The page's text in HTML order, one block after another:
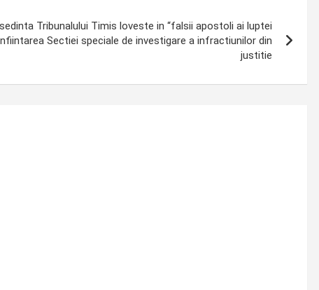
Tribunalului Timis loveste in “falsii apostoli ai luptei
Sectiei speciale de investigare a infractiunilor din
justitie